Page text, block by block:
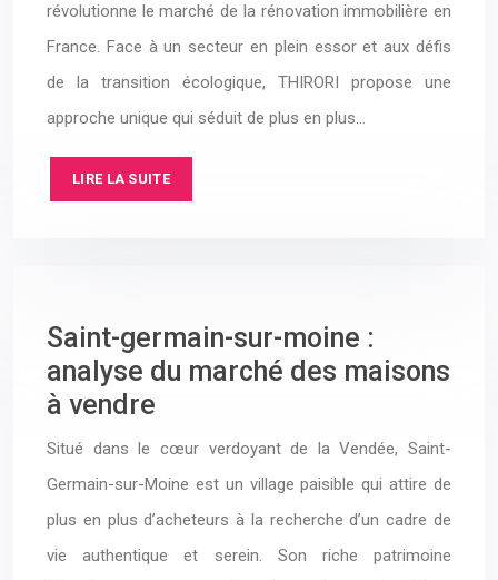
révolutionne le marché de la rénovation immobilière en
France. Face à un secteur en plein essor et aux défis
de la transition écologique, THIRORI propose une
approche unique qui séduit de plus en plus…
LIRE LA SUITE
Saint-germain-sur-moine :
analyse du marché des maisons
à vendre
Situé dans le cœur verdoyant de la Vendée, Saint-
Germain-sur-Moine est un village paisible qui attire de
plus en plus d’acheteurs à la recherche d’un cadre de
vie authentique et serein. Son riche patrimoine